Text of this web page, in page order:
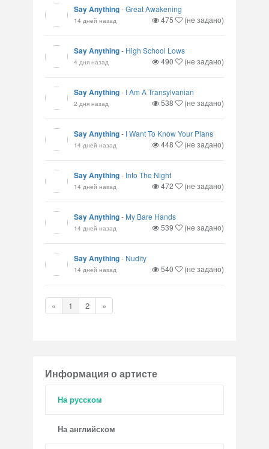
Say Anything-Great Awakening
14 дней назад 475 (не задано)
Say Anything- High School Lows
4 дня назад 490 (не задано)
Say Anything- I Am A Transylvanian
2 дня назад 538 (не задано)
Say Anything- I Want To Know Your Plans
14 дней назад 448 (не задано)
Say Anything- Into The Night
14 дней назад 472 (не задано)
Say Anything- My Bare Hands
14 дней назад 539 (не задано)
Say Anything- Nudity
14 дней назад 540 (не задано)
« 1 2 »
Информация о артисте
На русском
На английском